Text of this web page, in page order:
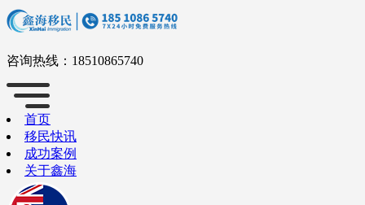
咨询热线： 18510865740
首页
移民快讯
成功案例
关于鑫海